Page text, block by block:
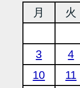
月 火
3
4
10
11